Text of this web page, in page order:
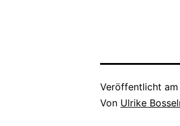
Veröffentlicht am
Von Ulrike